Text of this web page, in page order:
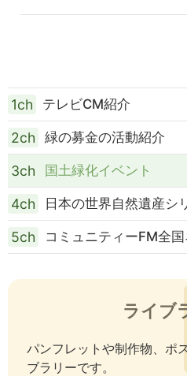
1ch テレビCM紹介
2ch 緑の募金の活動紹介
3ch 国土緑化イベント
4ch 日本の世界自然遺産シ
5ch コミュニティーFM全
ライブ
パンフレットや制作物、ポ
ブラリーです。